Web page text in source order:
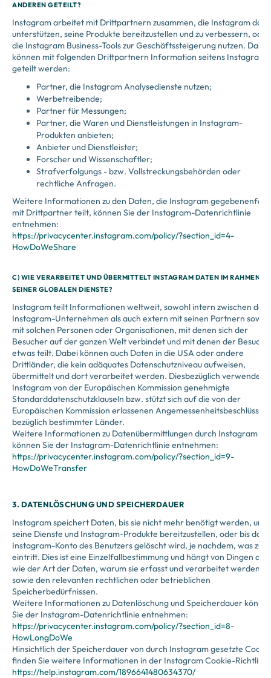
ANDEREN GETEILT?
Instagram arbeitet mit Drittpartnern zusammen, die Instagram
unterstützen, seine Produkte bereitzustellen und zu verbessern, oder
die Instagram Business-Tools zur Geschäftssteigerung nutzen. Dabei
können mit folgenden Drittpartnern Information seitens Instagram
geteilt werden:
Partner, die Instagram Analysedienste nutzen;
Werbetreibende;
Partner für Messungen;
Partner, die Waren und Dienstleistungen in Instagram-
Produkten anbieten;
Anbieter und Dienstleister;
Forscher und Wissenschaftler;
Strafverfolgungs - bzw. Vollstreckungsbehörden oder
rechtliche Anfragen.
Weitere Informationen zu den Daten, die Instagram gegebenenfalls
mit Drittpartner teilt, können Sie der Instagram-Datenrichtlinie
entnehmen:
https://privacycenter.instagram.com/policy/?section_id=4-
HowDoWeShare
C) WIE VERARBEITET UND ÜBERMITTELT INSTAGRAM DATEN IM RAHMEN
SEINER GLOBALEN DIENSTE?
Instagram teilt Informationen weltweit, sowohl intern zwischen den
Instagram-Unternehmen als auch extern mit seinen Partnern sowie
mit solchen Personen oder Organisationen, mit denen sich der
Besucher auf der ganzen Welt verbindet und mit denen der
etwas teilt. Dabei können auch Daten in die USA oder andere
Drittländer, die kein adäquates Datenschutzniveau aufweisen,
übermittelt und dort verarbeitet werden. Diesbezüglich verwendet
Instagram von der Europäischen Kommission genehmigte
Standarddatenschutzklauseln bzw. stützt sich auf die von der
Europäischen Kommission erlassenen Angemessenheitsbeschlüsse
bezüglich bestimmter Länder.
Weitere Informationen zu Datenübermittlungen durch Instagram
können Sie der Instagram-Datenrichtlinie entnehmen:
https://privacycenter.instagram.com/policy/?section_id=9-
HowDoWeTransfer
3. DATENLÖSCHUNG UND SPEICHERDAUER
Instagram speichert Daten, bis sie nicht mehr benötigt werden, um
seine Dienste und Instagram-Produkte bereitzustellen, oder bis das
Instagram-Konto des Benutzers gelöscht wird, je nachdem, was
eintritt. Dies ist eine Einzelfallbestimmung und hängt von Dingen ab
wie der Art der Daten, warum sie erfasst und verarbeitet werden
sowie den relevanten rechtlichen oder betrieblichen
Speicherbedürfnissen.
Weitere Informationen zu Datenlöschung und Speicherdauer
Sie der Instagram-Datenrichtlinie entnehmen:
https://privacycenter.instagram.com/policy/?section_id=8-
HowLongDoWe
Hinsichtlich der Speicherdauer von durch Instagram gesetzte
finden Sie weitere Informationen in der Instagram Cookie-
https://help.instagram.com/1896641480634370/